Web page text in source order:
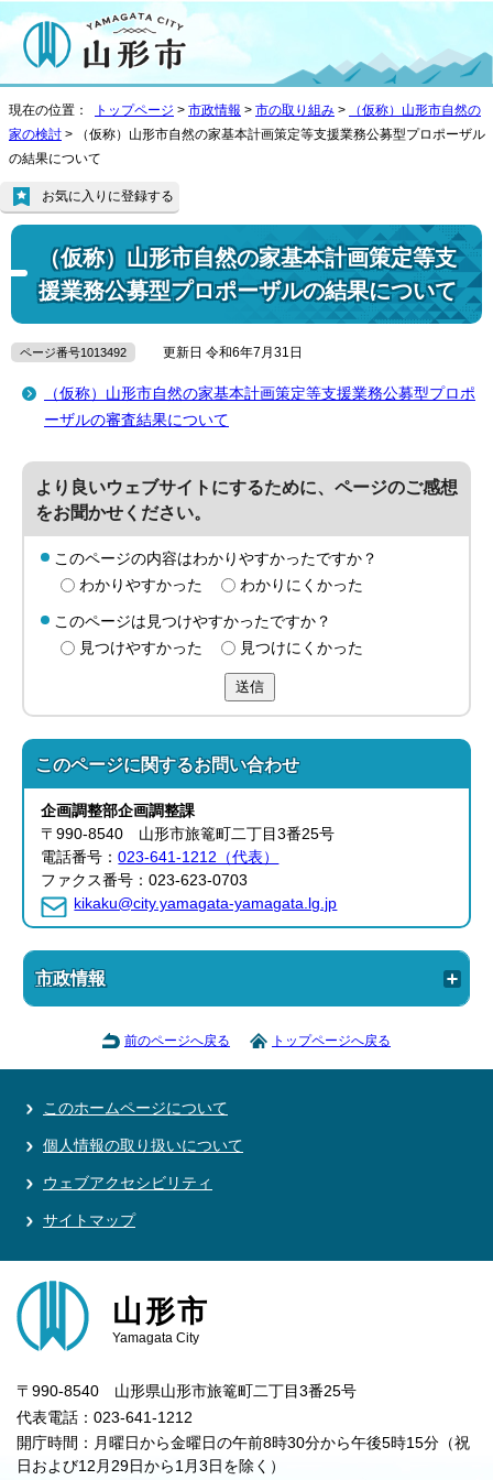
現在の位置： トップページ > 市政情報 > 市の取り組み >
（仮称）山形市自然の
家の検討 > （仮称）山形市自然の家基本計画策定等支援業務公募型プロポーザル
の結果について
（仮称）山形市自然の家基本計画策定等支
援業務公募型プロポーザルの結果について
お気に入りに登録する
ページ番号1013492 更新日 令和6年7月31日
（仮称）山形市自然の家基本計画策定等支援業務公募型プロポ
ーザルの審査結果について
より良いウェブサイトにするために、ページのご感想
をお聞かせください。
このページの内容はわかりやすかったですか？
わかりやすかった
わかりにくかった
このページは見つけやすかったですか？
見つけやすかった
見つけにくかった
送信
このページに関するお問い合わせ
企画調整部企画調整課
〒990-8540 山形市旅篭町二丁目3番25号
電話番号：023-641-1212（代表）
ファクス番号：023-623-0703
kikaku@city.yamagata-yamagata.lg.jp
市政情報
前のページへ戻る トップページへ戻る
このホームページについて
個人情報の取り扱いについて
ウェブアクセシビリティ
サイトマップ
山形市
Yamagata City
〒990-8540 山形県山形市旅篭町二丁目3番25号
代表電話：023-641-1212
開庁時間：月曜日から金曜日の午前8時30分から午後5時15分（祝
日および12月29日から1月3日を除く）